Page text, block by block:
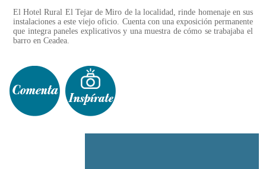
El Hotel Rural El Tejar de Miro de la localidad, rinde homenaje en sus
instalaciones a este viejo oficio. Cuenta con una exposición permanente
que integra paneles explicativos y una muestra de cómo se trabajaba el
barro en Ceadea.